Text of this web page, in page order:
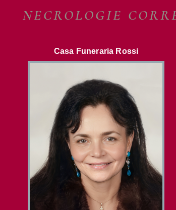
NECROLOGIE
Casa Funeraria Rossi